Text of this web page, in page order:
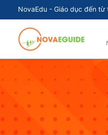
NovaEdu - Giáo dục đến từ